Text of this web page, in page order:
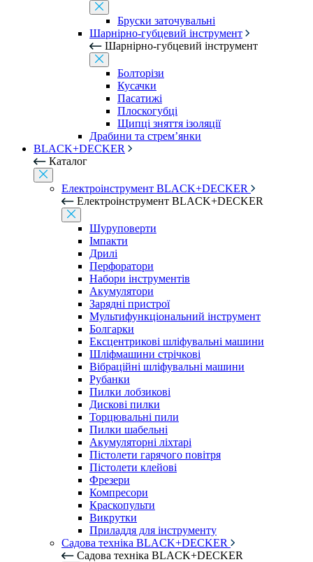
Бруски заточувальні
Шарнірно-губцевий інструмент
Шарнірно-губцевий інструмент
Болторізи
Кусачки
Пасатижі
Плоскогубці
Щипці зняття ізоляції
Драбини та стрем’янки
BLACK+DECKER
Каталог
Електроінструмент BLACK+DECKER
Електроінструмент BLACK+DECKER
Шуруповерти
Імпакти
Дрилі
Перфоратори
Набори інструментів
Акумулятори
Зарядні пристрої
Мультифункціональний інструмент
Болгарки
Ексцентрикові шліфувальні машини
Шліфмашини стрічкові
Вібраційні шліфувальні машини
Рубанки
Пилки лобзикові
Дискові пилки
Торцювальні пили
Пилки шабельні
Акумуляторні ліхтарі
Пістолети гарячого повітря
Пістолети клейові
Фрезери
Компресори
Краскопульти
Викрутки
Приладдя для інструменту
Садова техніка BLACK+DECKER
Садова техніка BLACK+DECKER